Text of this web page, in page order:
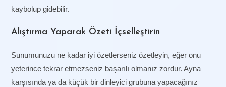
kaybolup gidebilir.
Alıştırma Yaparak Özeti İçselleştirin
Sunumunuzu ne kadar iyi özetlerseniz özetleyin, eğer onu
yeterince tekrar etmezseniz başarılı olmanız zordur. Ayna
karşısında ya da küçük bir dinleyici grubuna yapacağınız